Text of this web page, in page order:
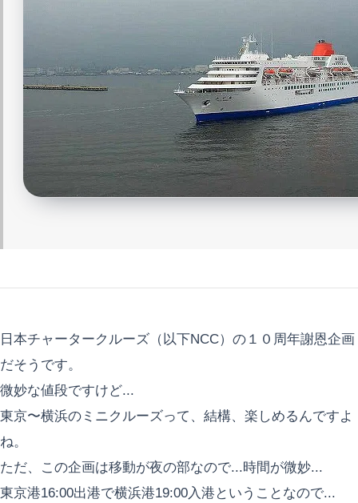
日本チャータークルーズ（以下NCC）の１０周年謝恩企画
だそうです。
微妙な値段ですけど...
東京〜横浜のミニクルーズって、結構、楽しめるんですよ
ね。
ただ、この企画は移動が夜の部なので...時間が微妙...
東京港16:00出港で横浜港19:00入港ということなので...